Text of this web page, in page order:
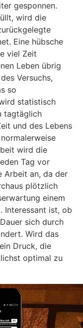
gesponnen.
wird die
Eine hübsche
viel Zeit
Leben übrig
Versuchs,
so
statistisch
tagtäglich
und des Lebens
wird die
Tag vor
Arbeit an, da der
plötzlich
einem
Interessant ist, ob
sich durch
Wird das
Druck, die
optimal zu